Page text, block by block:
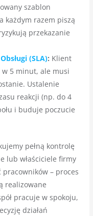
szablon
każdym razem piszą
przekazanie
(SLA): Klient
5 minut, ale musi
Ustalenie
reakcji (np. do 4
i buduje poczucie
pełną kontrolę
lub właściciele firmy
– proces
realizowane
pracuje w spokoju,
działań